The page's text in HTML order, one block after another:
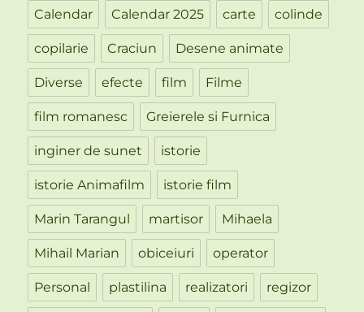
Calendar Calendar 2025 carte colinde
copilarie Craciun Desene animate
Diverse efecte film Filme
film romanesc Greierele si Furnica
inginer de sunet istorie
istorie Animafilm istorie film
Marin Tarangul martisor Mihaela
Mihail Marian obiceiuri operator
Personal plastilina realizatori regizor